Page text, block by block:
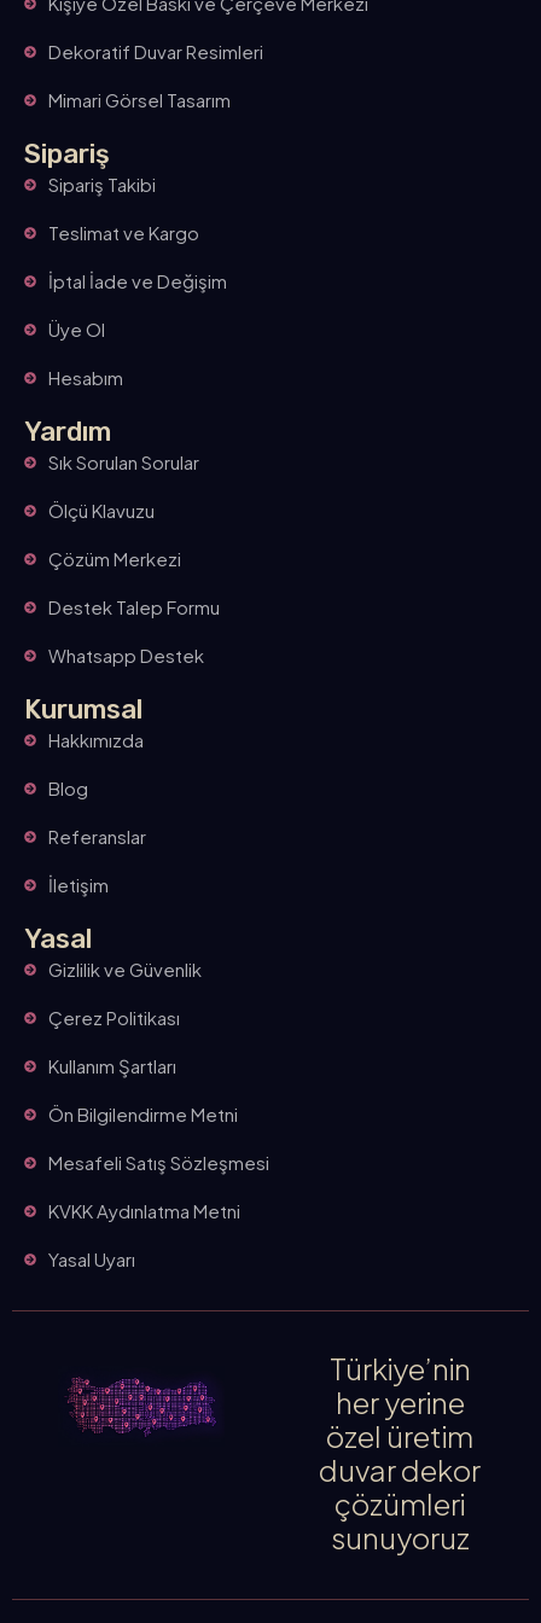
Dekoratif Duvar Resimleri
Mimari Görsel Tasarım
Sipariş
Sipariş Takibi
Teslimat ve Kargo
İptal İade ve Değişim
Üye Ol
Hesabım
Yardım
Sık Sorulan Sorular
Ölçü Klavuzu
Çözüm Merkezi
Destek Talep Formu
Whatsapp Destek
Kurumsal
Hakkımızda
Blog
Referanslar
İletişim
Yasal
Gizlilik ve Güvenlik
Çerez Politikası
Kullanım Şartları
Ön Bilgilendirme Metni
Mesafeli Satış Sözleşmesi
KVKK Aydınlatma Metni
Yasal Uyarı
Türkiye’nin
her yerine
özel üretim
duvar dekor
çözümleri
sunuyoruz